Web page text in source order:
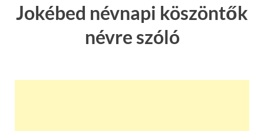
Jokébed névnapi köszöntők
névre szóló